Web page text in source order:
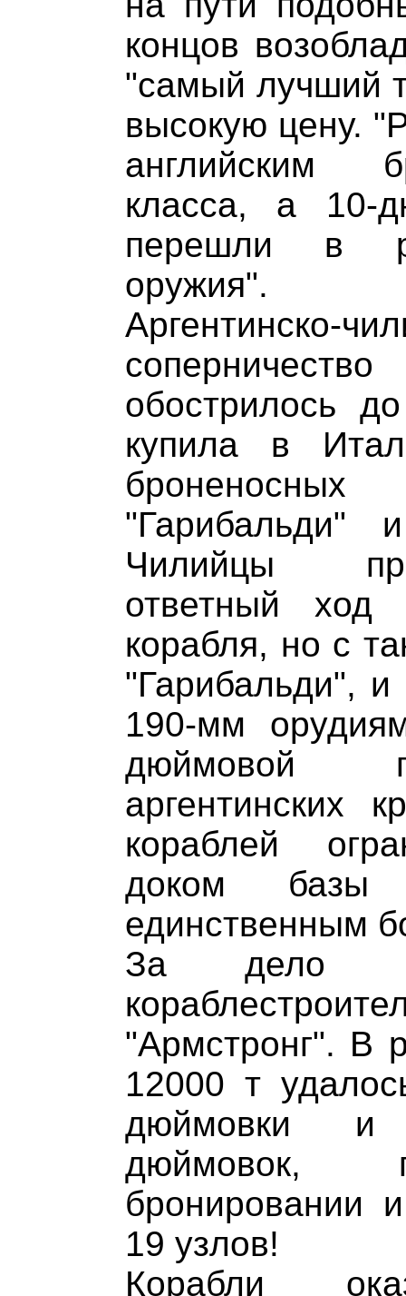
концов
"самый лучший
высокую цену.
английским
класса, а 10-
перешли в
оружия".
Аргентинско-
обострилось
купила в
"Гарибальди"
Чилийцы
ответный ход
корабля, но с
"Гарибальди",
190-мм
дюймовой
аргентинских
кораблей
доком
единственным
За дело
"Армстронг". В
12000 т
дюймовки и
дюймовок,
бронировании
19 узлов!
Корабли